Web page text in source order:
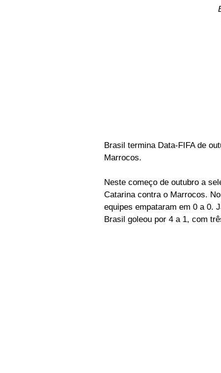
Brasil termina Data-FIFA de
Marrocos.
Neste começo de outubro a
Catarina contra o Marrocos.
equipes empataram em 0 a 0.
Brasil goleou por 4 a 1, com